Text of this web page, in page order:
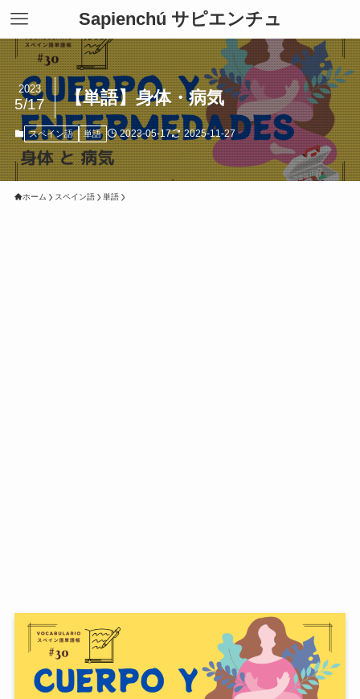
Sapienchú サピエンチュ
【単語】身体・病気
2023
5/17
スペイン語 単語 2023-05-17 2025-11-27
ホーム スペイン語 単語